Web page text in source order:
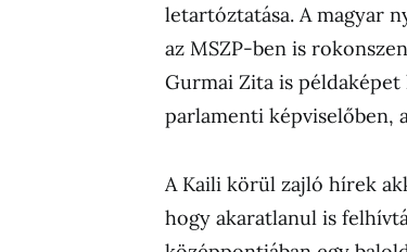
letartóztatása. A magyar
az MSZP-ben is
Gurmai Zita is
parlamenti képviselőben,
A Kaili körül zajló hírek
hogy akaratlanul is